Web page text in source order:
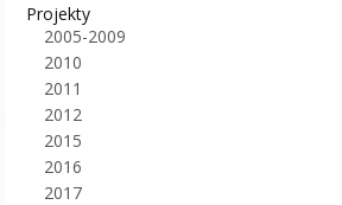
Projekty
2005-2009
2010
2011
2012
2015
2016
2017